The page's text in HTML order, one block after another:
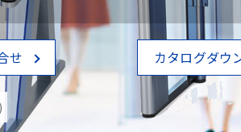
せ カタログダウ